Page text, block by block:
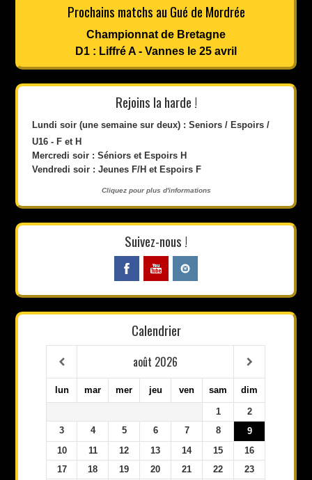
Prochains matchs au Gué de Mordrée
Championnat de Bretagne
D1 : Liffré A - Vannes le 25 avril
Rejoins la harde !
Lundi soir (une semaine sur deux) : Seniors / Espoirs /
U16 - F et H
Mercredi soir : Séniors et Espoirs H
Vendredi soir : Jeunes F/H et Espoirs F
Cliquez pour plus d'informations
Suivez-nous !
Calendrier
août 2026
lun mar mer jeu ven sam dim
1
2
3
4 5 6 7 8
9
10
11 12 13 14 15
16
17
18 19 20 21 22
23